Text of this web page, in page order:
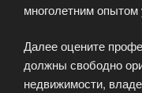
многолетним
Далее оцените
должны свободно
недвижимости,